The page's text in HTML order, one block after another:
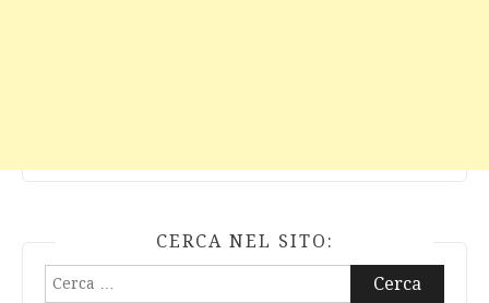
CERCA NEL SITO:
Ricerca